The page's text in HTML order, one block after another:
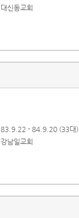
대신동교회
83.9.22 - 84.9.20 (33대)
강남일교회